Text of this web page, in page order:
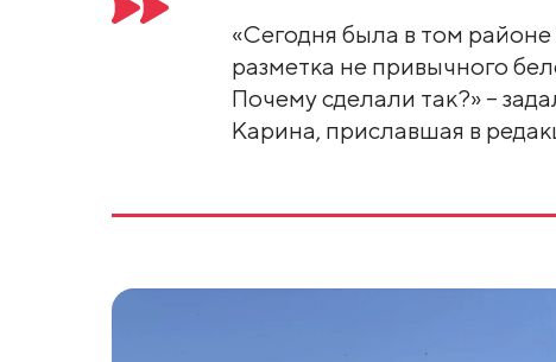
«Сегодня была в том
разметка не привычного
Почему сделали так?» –
Карина, приславшая в